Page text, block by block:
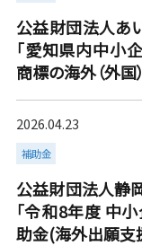
公益財団法人あ
「愛知県内中小
商標の海外（外国
more
公益財団法人静
「令和8年度 中
助金(海外出願支
2026.04.23
補助金
more